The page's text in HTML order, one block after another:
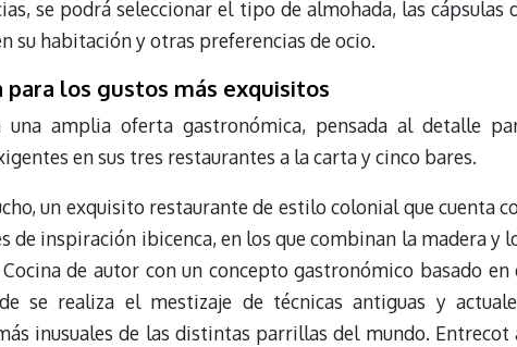
se podrá seleccionar el tipo de almohada, las cápsulas
su habitación y otras preferencias de ocio.
los gustos más exquisitos
una amplia oferta gastronómica, pensada al detalle
en sus tres restaurantes a la carta y cinco bares.
un exquisito restaurante de estilo colonial que cuenta
de inspiración ibicenca, en los que combinan la madera y
de autor con un concepto gastronómico basado en
se realiza el mestizaje de técnicas antiguas y
inusuales de las distintas parrillas del mundo. Entrecot